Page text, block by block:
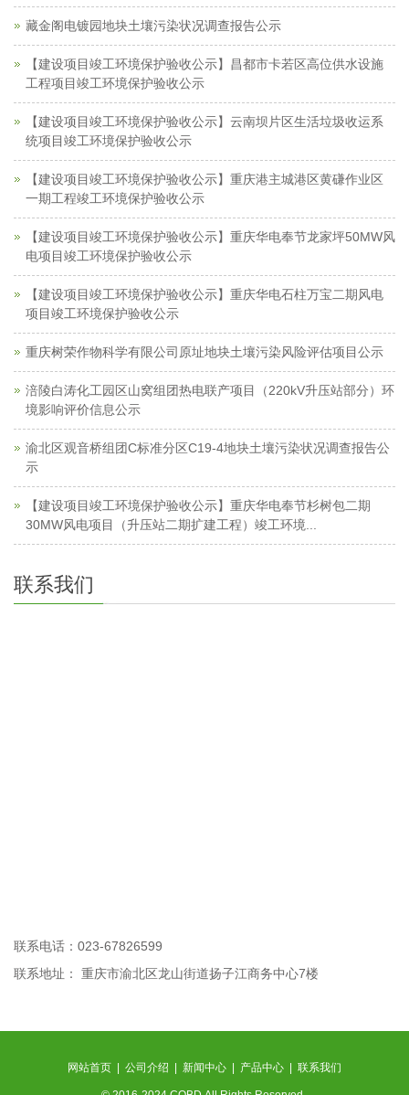
藏金阁电镀园地块土壤污染状况调查报告公示
【建设项目竣工环境保护验收公示】昌都市卡若区高位供水设施
工程项目竣工环境保护验收公示
【建设项目竣工环境保护验收公示】云南坝片区生活垃圾收运系
统项目竣工环境保护验收公示
【建设项目竣工环境保护验收公示】重庆港主城港区黄磏作业区
一期工程竣工环境保护验收公示
【建设项目竣工环境保护验收公示】重庆华电奉节龙家坪50MW风
电项目竣工环境保护验收公示
【建设项目竣工环境保护验收公示】重庆华电石柱万宝二期风电
项目竣工环境保护验收公示
重庆树荣作物科学有限公司原址地块土壤污染风险评估项目公示
涪陵白涛化工园区山窝组团热电联产项目（220kV升压站部分）环
境影响评价信息公示
渝北区观音桥组团C标准分区C19-4地块土壤污染状况调查报告公
示
【建设项目竣工环境保护验收公示】重庆华电奉节杉树包二期
30MW风电项目（升压站二期扩建工程）竣工环境...
联系我们
联系电话：023-67826599
联系地址： 重庆市渝北区龙山街道扬子江商务中心7楼
网站首页 | 公司介绍 | 新闻中心 | 产品中心 | 联系我们